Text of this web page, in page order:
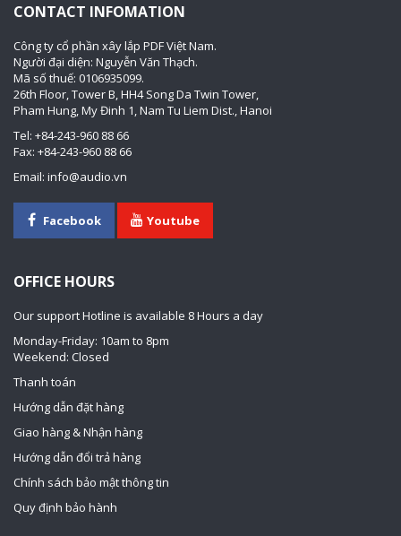
CONTACT INFOMATION
Công ty cổ phần xây lắp PDF Việt Nam.
Người đại diện: Nguyễn Văn Thạch.
Mã số thuế: 0106935099.
26th Floor, Tower B, HH4 Song Da Twin Tower,
Pham Hung, My Đinh 1, Nam Tu Liem Dist., Hanoi
Tel: +84-243-960 88 66
Fax: +84-243-960 88 66
Email: info@audio.vn
Facebook Youtube
OFFICE HOURS
Our support Hotline is available 8 Hours a day
Monday-Friday: 10am to 8pm
Weekend: Closed
Thanh toán
Hướng dẫn đặt hàng
Giao hàng & Nhận hàng
Hướng dẫn đổi trả hàng
Chính sách bảo mật thông tin
Quy định bảo hành